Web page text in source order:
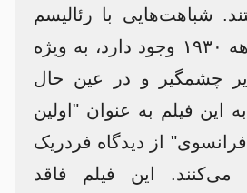
شباهت‌هایی با رئالیسم
شاعرانه اواخر دهه ۱۹۳۰ وجود دارد، به ویژه
چشمگیر و در عین حال
این فیلم به عنوان "اولین
از دیدگاه فردریک
این فیلم فاقد